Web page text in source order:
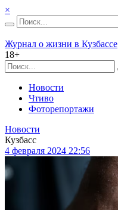
×
Журнал о жизни в Кузбассе
18+
Новости
Чтиво
Фоторепортажи
Новости
Кузбасс
4 февраля 2024 22:56